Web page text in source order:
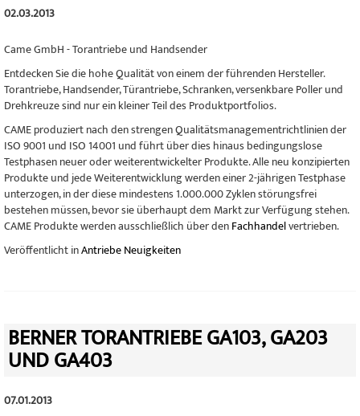
02.03.2013
Came GmbH - Torantriebe und Handsender
Entdecken Sie die hohe Qualität von einem der führenden Hersteller.
Torantriebe, Handsender, Türantriebe, Schranken, versenkbare Poller und
Drehkreuze sind nur ein kleiner Teil des Produktportfolios.
CAME produziert nach den strengen Qualitätsmanagementrichtlinien der
ISO 9001 und ISO 14001 und führt über dies hinaus bedingungslose
Testphasen neuer oder weiterentwickelter Produkte. Alle neu konzipierten
Produkte und jede Weiterentwicklung werden einer 2-jährigen Testphase
unterzogen, in der diese mindestens 1.000.000 Zyklen störungsfrei
bestehen müssen, bevor sie überhaupt dem Markt zur Verfügung stehen.
CAME Produkte werden ausschließlich über denFachhandelvertrieben.
Veröffentlicht inAntriebe Neuigkeiten
BERNER TORANTRIEBE GA103, GA203
UND GA403
07.01.2013